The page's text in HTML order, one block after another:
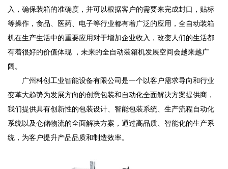
入，确保装箱的准确度，并可以根据客户的需要来完成封口，贴标
等操作，食品、医药、电子等行业都有着广泛的应用，全自动装箱
机在生产生活中的重要应用对于增加企业收入，改变人们的生活都
有着很好的价值体现 ，未来的全自动装箱机发展空间会越来越广
阔。
广州科创工业智能设备有限公司是一个以客户需求导向和行业
变革大趋势为发展方向的创意包装和自动化全面解决方案提供商，
我们提供具有创新性的包装设计、智能包装系统、生产流程自动化
系统以及仓储物流的全面解决方案，通过高品质、智能化的生产系
统，为客户提升产品品质和制造效率。